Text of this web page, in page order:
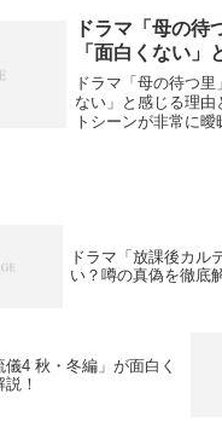
評価があり、社会派
のある人間描...
ドラマ「母の待
「面白くない」
ドラマ「母の待つ里
ない」と感じる理由
トシーンが非常に曖
ドラマ「放課後カル
い？噂の真偽を徹底
儀4 秋・冬編」が面白く
！